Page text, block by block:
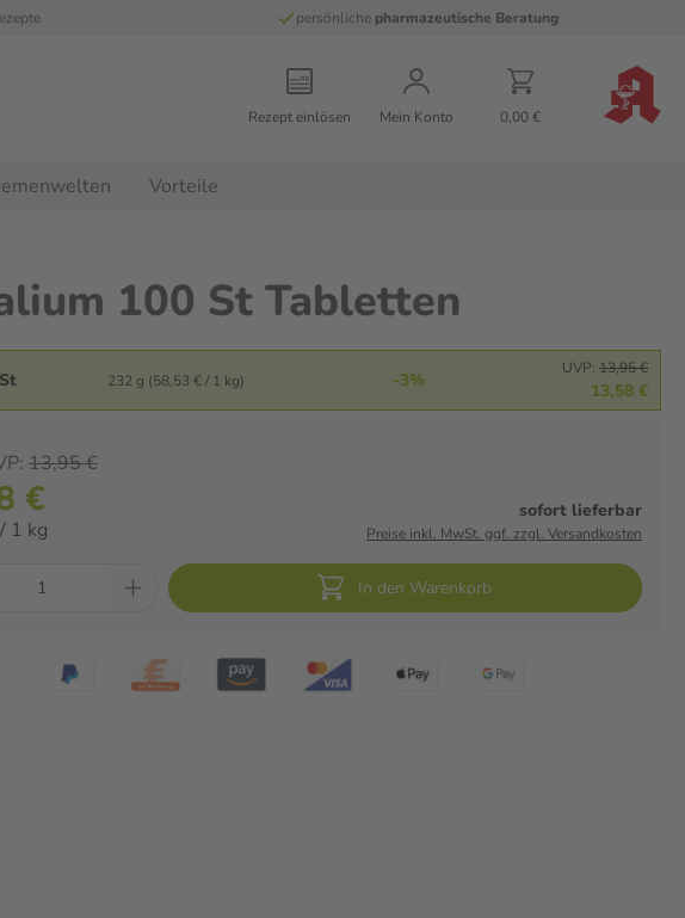
persönliche pharmazeutische Beratung
Rezept einlösen Mein Konto 0,00 €
Vorteile
100 St Tabletten
232 g (58,53 € / 1 kg) -3%
UVP: 13,95 €
13,58 €
13,95 €
€
1 kg
sofort lieferbar
Preise inkl. MwSt. ggf. zzgl. Versandkosten
In den Warenkorb